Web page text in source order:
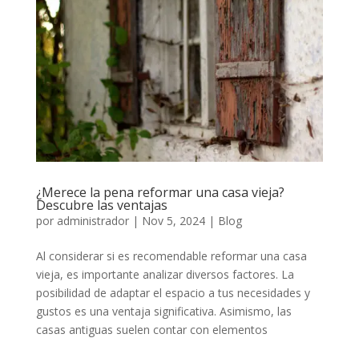
¿Merece la pena reformar una casa vieja?
Descubre las ventajas
por administrador| Nov 5, 2024| Blog
Al considerar si es recomendable reformar una casa
vieja, es importante analizar diversos factores. La
posibilidad de adaptar el espacio a tus necesidades y
gustos es una ventaja significativa. Asimismo, las
casas antiguas suelen contar con elementos